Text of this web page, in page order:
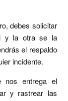
debes solicitar
y la otra se la
el respaldo
incidente.
nos entrega el
y rastrear las